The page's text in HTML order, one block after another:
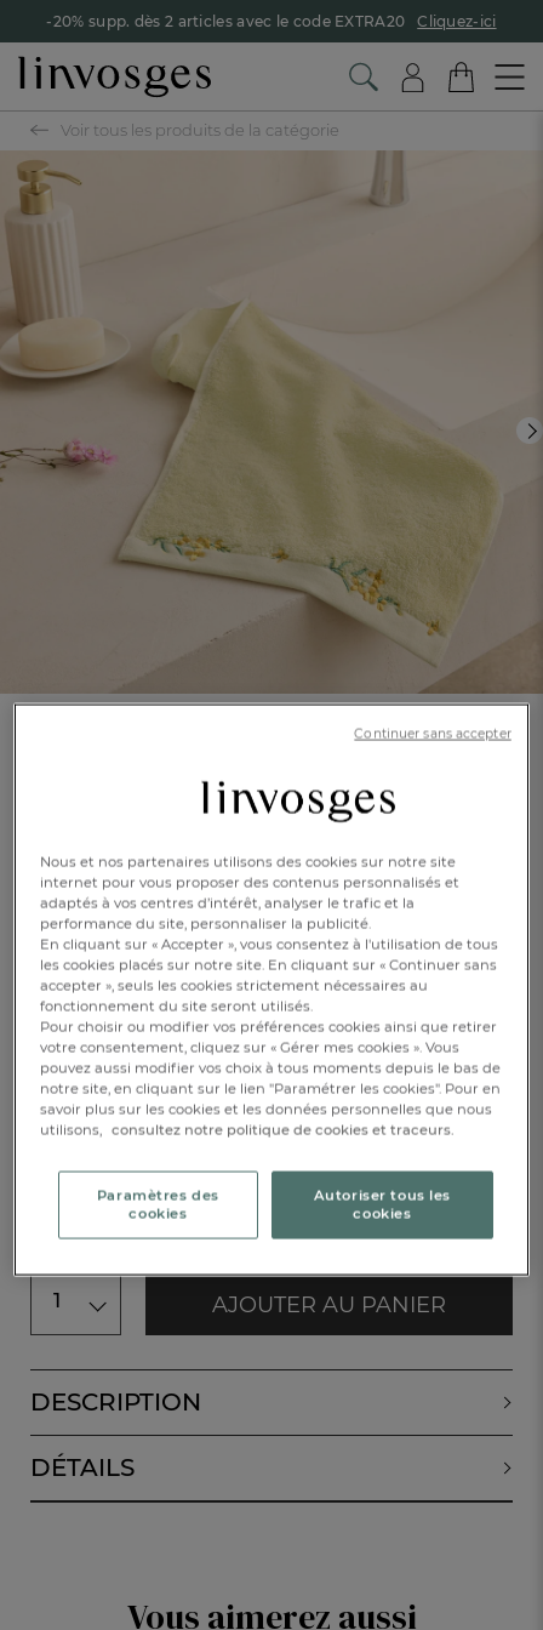
-20% supp. dès 2 articles avec le code EXTRA20 Cliquez-ici
FR DE
AT
BE
CH
Voir tous les produits de la catégorie
Échappée florale
100 % coton 550
g/m²
Jaune
30x50cm
1 AJOUTER AU PANIER
DESCRIPTION
DÉTAILS
Vous aimerez aussi
Nous et nos partenaires utilisons des cookies sur notre site
internet pour vous proposer des contenus personnalisés et
adaptés à vos centres d’intérêt, analyser le trafic et la
performance du site, personnaliser la publicité.
En cliquant sur « Accepter », vous consentez à l'utilisation de tous
les cookies placés sur notre site. En cliquant sur « Continuer sans
accepter », seuls les cookies strictement nécessaires au
fonctionnement du site seront utilisés.
Pour choisir ou modifier vos préférences cookies ainsi que retirer
votre consentement, cliquez sur « Gérer mes cookies ». Vous
pouvez aussi modifier vos choix à tous moments depuis le bas de
notre site, en cliquant sur le lien "Paramétrer les cookies". Pour en
savoir plus sur les cookies et les données personnelles que nous
utilisons, consultez notre politique de cookies et traceurs.
Paramètres des
cookies
Autoriser tous les
cookies
Continuer sans accepter